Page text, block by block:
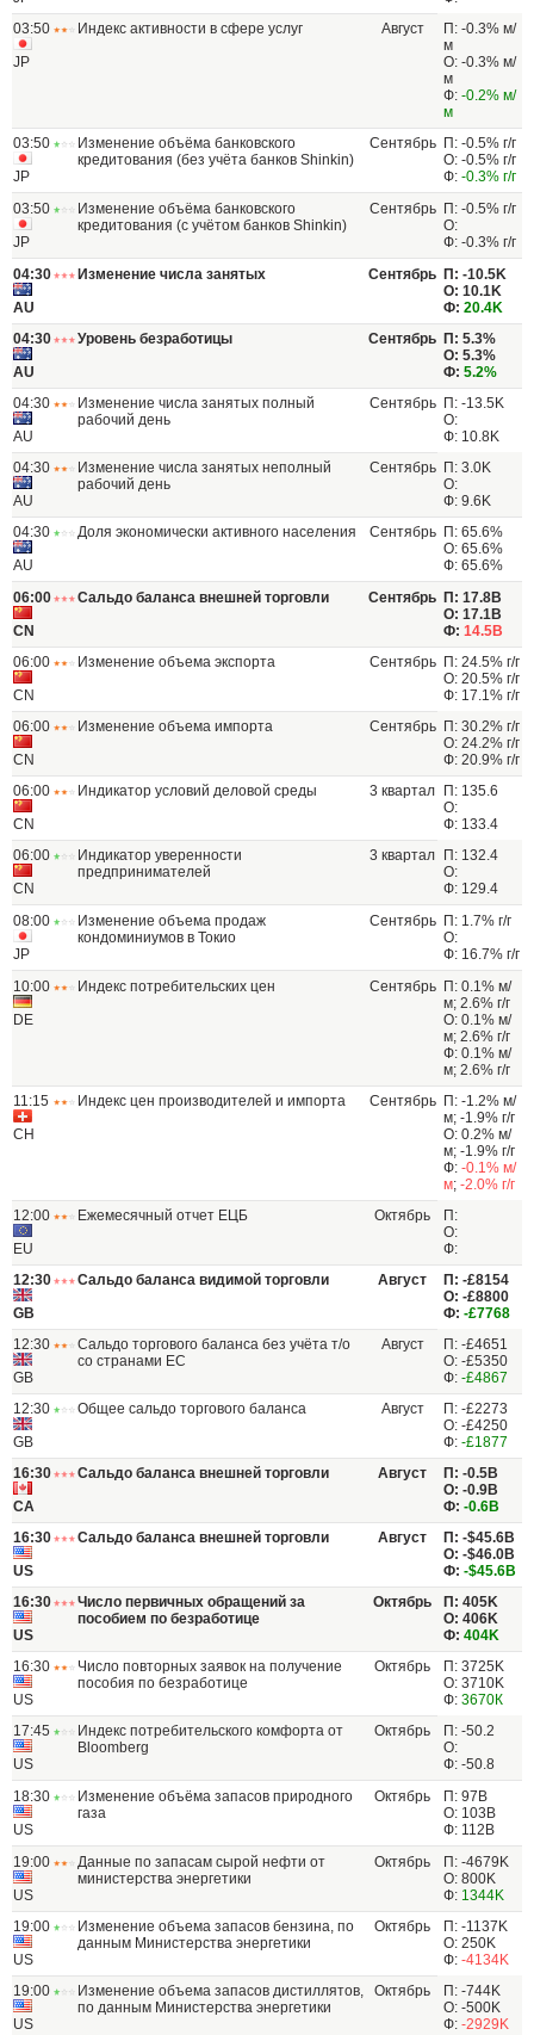
03:50
JP
Индекс активности в сфере услуг Август
П: -0.3% м/
м
О: -0.3% м/
м
Ф: -0.2% м/
м
03:50
JP
Изменение объёма банковского
кредитования (без учёта банков Shinkin)
Сентябрь
П: -0.5% г/г
О: -0.5% г/г
Ф: -0.3% г/г
03:50
JP
Изменение объёма банковского
кредитования (с учётом банков Shinkin)
Сентябрь
П: -0.5% г/г
О:
Ф: -0.3% г/г
04:30
AU
Изменение числа занятых Сентябрь П: -10.5K
О: 10.1K
Ф: 20.4K
04:30
AU
Уровень безработицы Сентябрь П: 5.3%
О: 5.3%
Ф: 5.2%
04:30
AU
Изменение числа занятых полный
рабочий день
Сентябрь
П: -13.5K
О:
Ф: 10.8K
04:30
AU
Изменение числа занятых неполный
рабочий день
Сентябрь
П: 3.0K
О:
Ф: 9.6K
04:30
AU
Доля экономически активного населения Сентябрь
П: 65.6%
О: 65.6%
Ф: 65.6%
06:00
CN
Сальдо баланса внешней торговли Сентябрь П: 17.8B
О: 17.1B
Ф: 14.5B
06:00
CN
Изменение объема экспорта Сентябрь
П: 24.5% г/г
О: 20.5% г/г
Ф: 17.1% г/г
06:00
CN
Изменение объема импорта Сентябрь
П: 30.2% г/г
О: 24.2% г/г
Ф: 20.9% г/г
06:00
CN
Индикатор условий деловой среды 3 квартал
П: 135.6
О:
Ф: 133.4
06:00
CN
Индикатор уверенности
предпринимателей
3 квартал
П: 132.4
О:
Ф: 129.4
08:00
JP
Изменение объема продаж
кондоминиумов в Токио
Сентябрь
П: 1.7% г/г
О:
Ф: 16.7% г/г
10:00
DE
Индекс потребительских цен Сентябрь
П: 0.1% м/
м; 2.6% г/г
О: 0.1% м/
м; 2.6% г/г
Ф: 0.1% м/
м; 2.6% г/г
11:15
CH
Индекс цен производителей и импорта Сентябрь
П: -1.2% м/
м; -1.9% г/г
О: 0.2% м/
м; -1.9% г/г
Ф: -0.1% м/
м; -2.0% г/г
12:00
EU
Ежемесячный отчет ЕЦБ Октябрь
П:
О:
Ф:
12:30
GB
Сальдо баланса видимой торговли Август
П: -£8154
О: -£8800
Ф: -£7768
12:30
GB
Сальдо торгового баланса без учёта т/о
со странами ЕС
Август
П: -£4651
О: -£5350
Ф: -£4867
12:30
GB
Общее сальдо торгового баланса Август
П: -£2273
О: -£4250
Ф: -£1877
16:30
CA
Сальдо баланса внешней торговли Август
П: -0.5B
О: -0.9B
Ф: -0.6B
16:30
US
Сальдо баланса внешней торговли Август
П: -$45.6B
О: -$46.0B
Ф: -$45.6B
16:30
US
Число первичных обращений за
пособием по безработице
Октябрь
П: 405K
О: 406K
Ф: 404K
16:30
US
Число повторных заявок на получение
пособия по безработице
Октябрь
П: 3725K
О: 3710K
Ф: 3670К
17:45
US
Индекс потребительского комфорта от
Bloomberg
Октябрь
П: -50.2
О:
Ф: -50.8
18:30
US
Изменение объёма запасов природного
газа
Октябрь
П: 97B
О: 103B
Ф: 112B
19:00
US
Данные по запасам сырой нефти от
министерства энергетики
Октябрь
П: -4679K
О: 800K
Ф: 1344K
19:00
US
Изменение объема запасов бензина, по
данным Министерства энергетики
Октябрь
П: -1137K
О: 250K
Ф: -4134K
19:00
US
Изменение объема запасов дистиллятов,
по данным Министерства энергетики
Октябрь
П: -744K
О: -500K
Ф: -2929K